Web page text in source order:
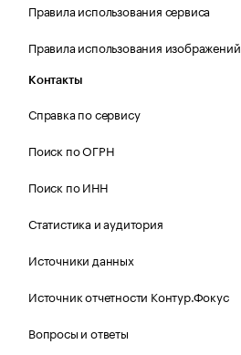
Правила использования сервиса
Правила использования изображений
Контакты
Справка по сервису
Поиск по ОГРН
Поиск по ИНН
Статистика и аудитория
Источники данных
Источник отчетности Контур.Фокус
Вопросы и ответы